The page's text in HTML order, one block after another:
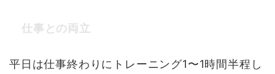
仕事との両立
平日は仕事終わりにトレーニング1〜1時間半程し